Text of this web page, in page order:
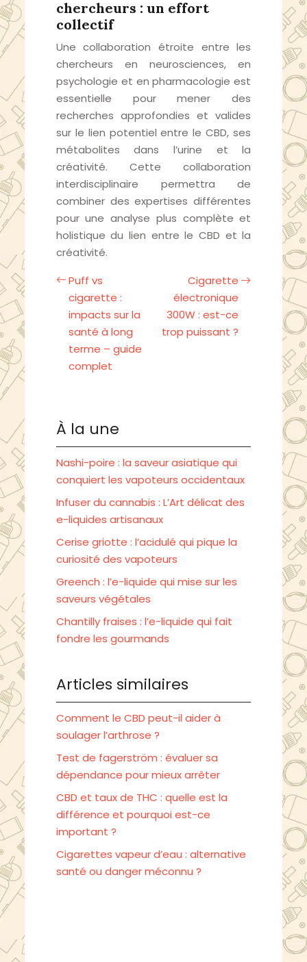
chercheurs : un effort
collectif
Une collaboration étroite entre les
chercheurs en neurosciences, en
psychologie et en pharmacologie est
essentielle pour mener des
recherches approfondies et valides
sur le lien potentiel entre le CBD, ses
métabolites dans l’urine et la
créativité. Cette collaboration
interdisciplinaire permettra de
combiner des expertises différentes
pour une analyse plus complète et
holistique du lien entre le CBD et la
créativité.
Puff vs
cigarette :
impacts sur la
santé à long
terme – guide
complet
Cigarette
électronique
300W : est-ce
trop puissant ?
À la une
Nashi-poire : la saveur asiatique qui
conquiert les vapoteurs occidentaux
Infuser du cannabis : L’Art délicat des
e-liquides artisanaux
Cerise griotte : l’acidulé qui pique la
curiosité des vapoteurs
Greench : l’e-liquide qui mise sur les
saveurs végétales
Chantilly fraises : l’e-liquide qui fait
fondre les gourmands
Articles similaires
Comment le CBD peut-il aider à
soulager l’arthrose ?
Test de fagerström : évaluer sa
dépendance pour mieux arrêter
CBD et taux de THC : quelle est la
différence et pourquoi est-ce
important ?
Cigarettes vapeur d’eau : alternative
santé ou danger méconnu ?